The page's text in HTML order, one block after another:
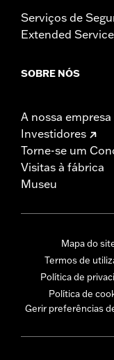
Serviços de
Extended Service
SOBRE NÓS
A nossa empresa
Investidores
Torne-se um
Visitas à fábrica
Museu
Mapa do
Termos de
Política de
Política de
Gerir preferências